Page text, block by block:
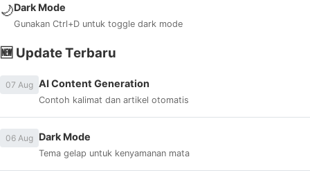
🌙Dark Mode
Gunakan Ctrl+D untuk toggle dark mode
🆕 Update Terbaru
07 Aug AI Content Generation
Contoh kalimat dan artikel otomatis
06 Aug Dark Mode
Tema gelap untuk kenyamanan mata